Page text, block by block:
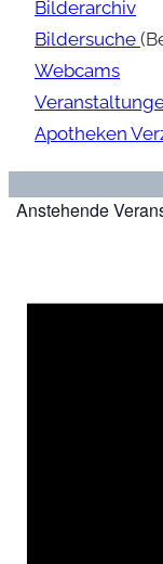
Bilderarchiv
Bildersuche
Webcams
Apotheken
Anstehende